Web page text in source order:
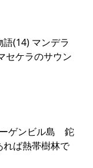
(14) マンデラ
セケラのサウン
ゲンビル島 鉈
れば熱帯樹林で